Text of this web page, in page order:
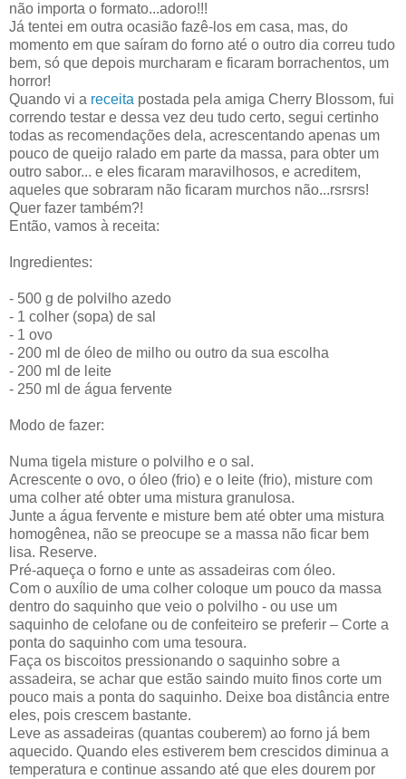
não importa o formato...adoro!!!
Já tentei em outra ocasião fazê-los em casa, mas, do
momento em que saíram do forno até o outro dia correu tudo
bem, só que depois murcharam e ficaram borrachentos, um
horror!
Quando vi a receita postada pela amiga Cherry Blossom, fui
correndo testar e dessa vez deu tudo certo, segui certinho
todas as recomendações dela, acrescentando apenas um
pouco de queijo ralado em parte da massa, para obter um
outro sabor... e eles ficaram maravilhosos, e acreditem,
aqueles que sobraram não ficaram murchos não...rsrsrs!
Quer fazer também?!
Então, vamos à receita:
Ingredientes:
- 500 g de polvilho azedo
- 1 colher (sopa) de sal
- 1 ovo
- 200 ml de óleo de milho ou outro da sua escolha
- 200 ml de leite
- 250 ml de água fervente
Modo de fazer:
Numa tigela misture o polvilho e o sal.
Acrescente o ovo, o óleo (frio) e o leite (frio), misture com
uma colher até obter uma mistura granulosa.
Junte a água fervente e misture bem até obter uma mistura
homogênea, não se preocupe se a massa não ficar bem
lisa. Reserve.
Pré-aqueça o forno e unte as assadeiras com óleo.
Com o auxílio de uma colher coloque um pouco da massa
dentro do saquinho que veio o polvilho - ou use um
saquinho de celofane ou de confeiteiro se preferir – Corte a
ponta do saquinho com uma tesoura.
Faça os biscoitos pressionando o saquinho sobre a
assadeira, se achar que estão saindo muito finos corte um
pouco mais a ponta do saquinho. Deixe boa distância entre
eles, pois crescem bastante.
Leve as assadeiras (quantas couberem) ao forno já bem
aquecido. Quando eles estiverem bem crescidos diminua a
temperatura e continue assando até que eles dourem por